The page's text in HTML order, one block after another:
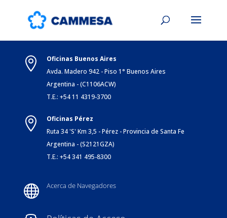

Oficinas Buenos Aires
Avda. Madero 942 - Piso 1° Buenos Aires
Argentina - (C1106ACW)
T.E.: +54 11 4319-3700

Oficinas Pérez
Ruta 34 'S' Km 3,5 - Pérez - Provincia de Santa Fe
Argentina - (S2121GZA)
T.E.: +54 341 495-8300
 Acerca de Navegadores